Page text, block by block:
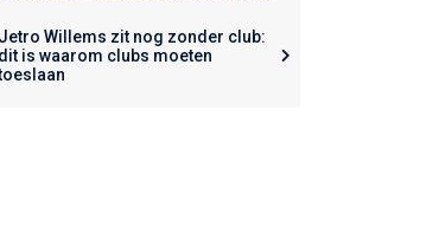
Jetro Willems zit nog zonder club:
is waarom clubs moeten